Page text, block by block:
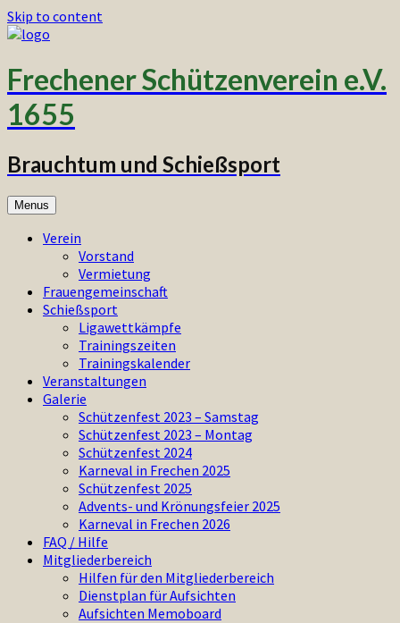
Skip to content
Frechener Schützenverein e.V.
1655
Brauchtum und Schießsport
Menus
Verein
Vorstand
Vermietung
Frauengemeinschaft
Schießsport
Ligawettkämpfe
Trainingszeiten
Trainingskalender
Veranstaltungen
Galerie
Schützenfest 2023 – Samstag
Schützenfest 2023 – Montag
Schützenfest 2024
Karneval in Frechen 2025
Schützenfest 2025
Advents- und Krönungsfeier 2025
Karneval in Frechen 2026
FAQ / Hilfe
Mitgliederbereich
Hilfen für den Mitgliederbereich
Dienstplan für Aufsichten
Aufsichten Memoboard